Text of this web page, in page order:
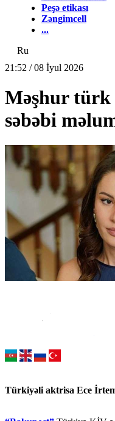
Peşə etikası
Zəngimcell
...
Ru
21:52 / 08 İyul 2026
Məşhur türk
səbəbi
Türkiyəli aktrisa Ece